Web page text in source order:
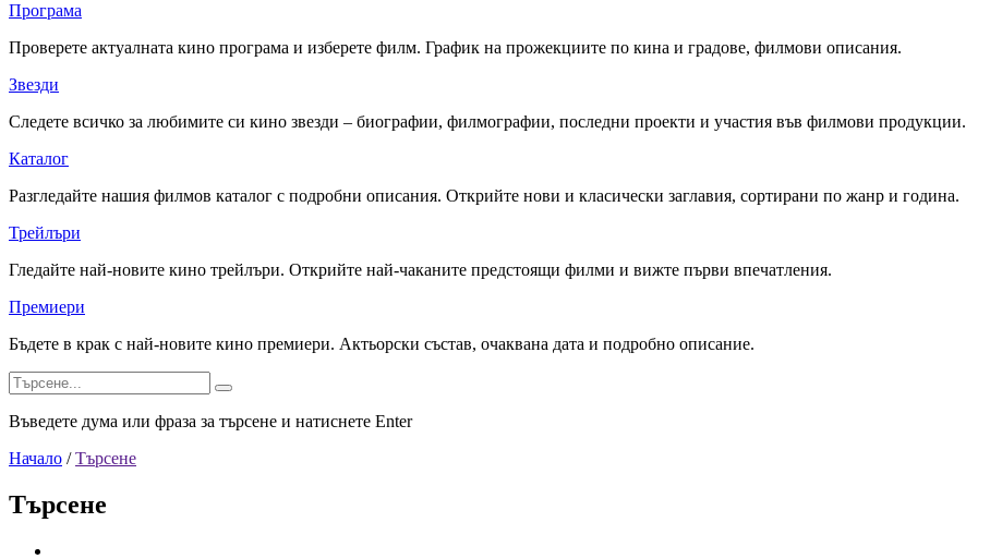
Програма
Проверете актуалната кино програма и изберете филм. График на прожекциите по кина и градове, филмови описания.
Звезди
Следете всичко за любимите си кино звезди – биографии, филмографии, последни проекти и участия във филмови продукции.
Каталог
Разгледайте нашия филмов каталог с подробни описания. Открийте нови и класически заглавия, сортирани по жанр и година.
Трейлъри
Гледайте най-новите кино трейлъри. Открийте най-чаканите предстоящи филми и вижте първи впечатления.
Премиери
Бъдете в крак с най-новите кино премиери. Актьорски състав, очаквана дата и подробно описание.
Въведете дума или фраза за търсене и натиснете Enter
Начало / Търсене
Търсене